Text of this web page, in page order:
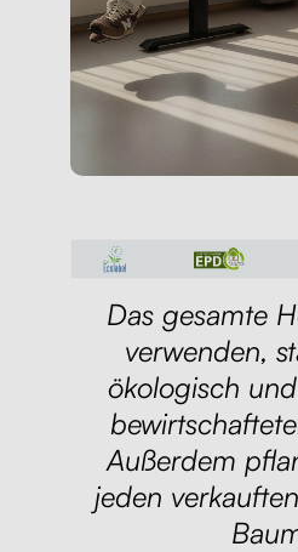
Das gesamte
verwenden,
ökologisch
Außerdem
jeden